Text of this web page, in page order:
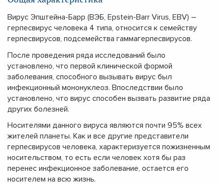
Вирус Эпштейна-Барр (ВЭБ, Epstein-Barr Virus, EBV) –
герпесвирус человека 4 типа, относится к семейству
герпесвирусов, подсемейства гаммагерпесвирусов.
После проведения ряда исследований было
установлено, что первой клинической формой
заболевания, способного вызывать вирус был
инфекционный мононуклеоз. Впоследствии было
установлено, что вирус способен вызвать развитие ряда
других болезней.
Носителями данного вируса являются почти 95% всех
жителей планеты. Как и все другие представители
герпесвирусов человека, характеризуется пожизненным
носительством, то есть если человек хотя бы раз
перенес инфекционное заболевание, остается его
носителем на всю жизнь.